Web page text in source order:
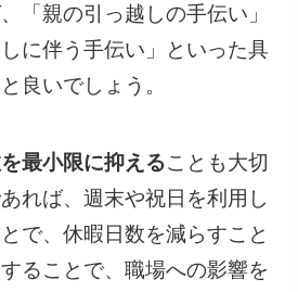
「親の引っ越しの手伝い」
に伴う手伝い」といった具
良いでしょう。
最小限に抑えることも大切
れば、週末や祝日を利用し
で、休暇日数を減らすこと
ることで、職場への影響を